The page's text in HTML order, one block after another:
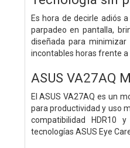
Es hora de decirle adiós
parpadeo en pantalla,
diseñada para
incontables horas frente a
ASUS VA27AQ
El ASUS VA27AQ es un
para productividad y uso
compatibilidad HDR10
tecnologías ASUS Eye